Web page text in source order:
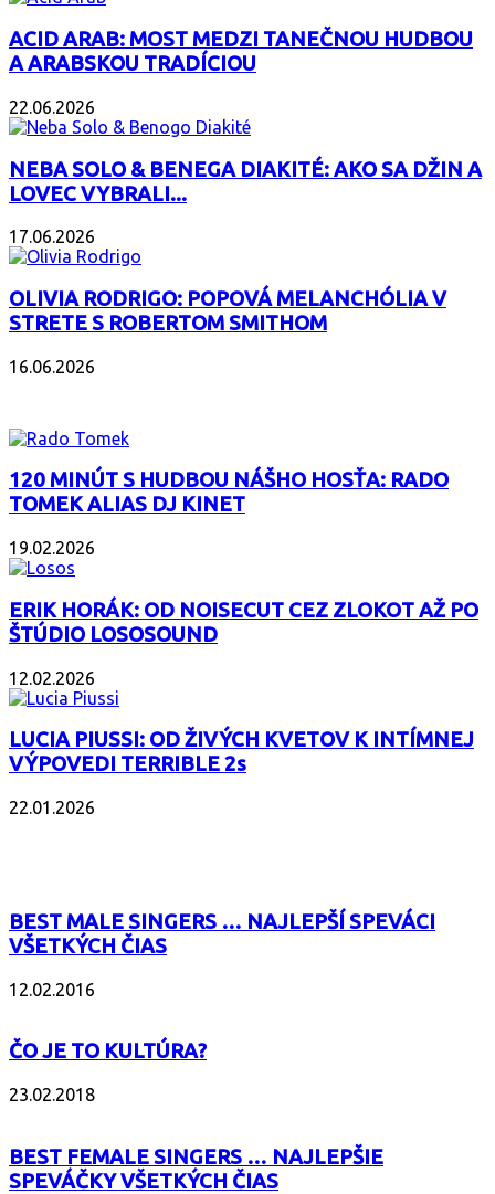
ACID ARAB: MOST MEDZI TANEČNOU HUDBOU
A ARABSKOU TRADÍCIOU
22.06.2026
NEBA SOLO & BENEGA DIAKITÉ: AKO SA DŽIN A
LOVEC VYBRALI...
17.06.2026
OLIVIA RODRIGO: POPOVÁ MELANCHÓLIA V
STRETE S ROBERTOM SMITHOM
16.06.2026
120 MINÚT S HUDBOU NÁŠHO HOSŤA: RADO
TOMEK ALIAS DJ KINET
19.02.2026
ERIK HORÁK: OD NOISECUT CEZ ZLOKOT AŽ PO
ŠTÚDIO LOSOSOUND
12.02.2026
LUCIA PIUSSI: OD ŽIVÝCH KVETOV K INTÍMNEJ
VÝPOVEDI TERRIBLE 2s
22.01.2026
BEST MALE SINGERS … NAJLEPŠÍ SPEVÁCI
VŠETKÝCH ČIAS
12.02.2016
ČO JE TO KULTÚRA?
23.02.2018
BEST FEMALE SINGERS … NAJLEPŠIE
SPEVÁČKY VŠETKÝCH ČIAS